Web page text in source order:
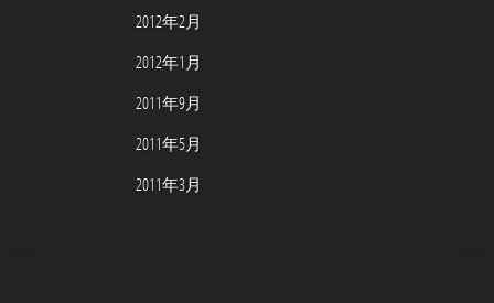
2012年2月
2012年1月
2011年9月
2011年5月
2011年3月